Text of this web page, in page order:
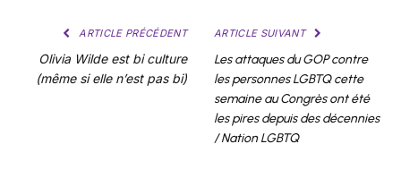
ARTICLE PRÉCÉDENT
Olivia Wilde est bi culture
(même si elle n’est pas bi)
ARTICLE SUIVANT
Les attaques du GOP contre
les personnes LGBTQ cette
semaine au Congrès ont été
les pires depuis des décennies
/ Nation LGBTQ